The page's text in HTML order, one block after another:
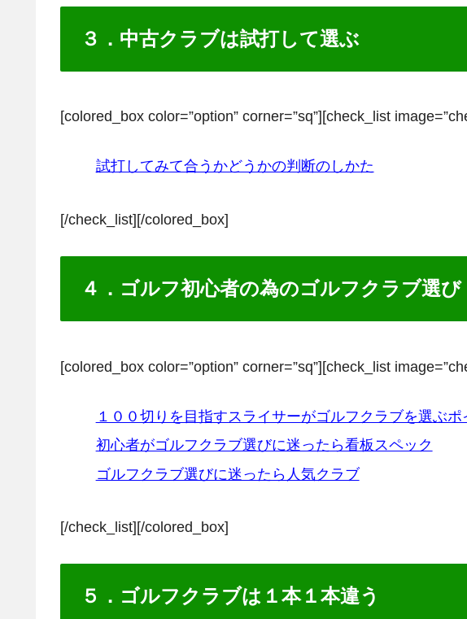
３．中古クラブは試打して選ぶ
[colored_box color=”option” corner=”sq”][check_list
試打してみて合うかどうかの判断のしかた
[/check_list][/colored_box]
４．ゴルフ初心者の為のゴルフクラブ選び
[colored_box color=”option” corner=”sq”][check_list
１００切りを目指すスライサーがゴルフクラブを選ぶポ
初心者がゴルフクラブ選びに迷ったら看板スペック
ゴルフクラブ選びに迷ったら人気クラブ
[/check_list][/colored_box]
５．ゴルフクラブは１本１本違う